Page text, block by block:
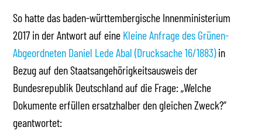
So hatte das baden-württembergische Innenministerium
2017 in der Antwort auf eine Kleine Anfrage des Grünen-
Abgeordneten Daniel Lede Abal (Drucksache 16/1883)in
Bezug auf den Staatsangehörigkeitsausweis der
Bundesrepublik Deutschland auf die Frage: „Welche
Dokumente erfüllen ersatzhalber den gleichen Zweck?“
geantwortet: